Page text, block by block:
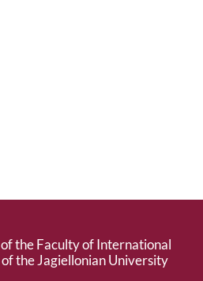
the Faculty of International
the Jagiellonian University